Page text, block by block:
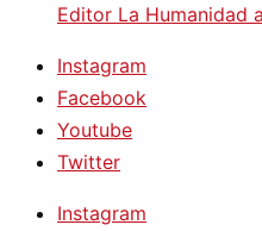
Editor La Humanidad
Instagram
Facebook
Youtube
Twitter
Instagram